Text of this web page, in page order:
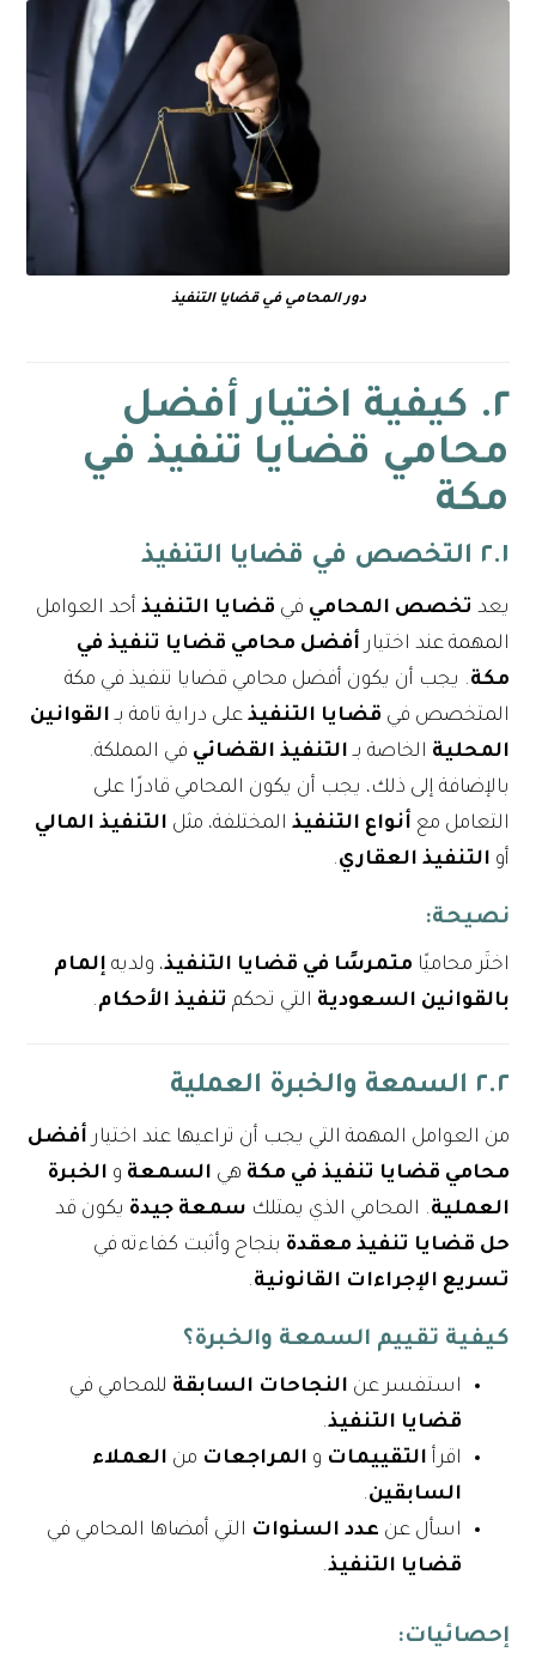
دور المحامي في قضايا التنفيذ
٢. كيفية اختيار أفضل
محامي قضايا تنفيذ في
مكة
٢.١ التخصص في قضايا التنفيذ
يعد تخصص المحامي في قضايا التنفيذ أحد العوامل
المهمة عند اختيار أفضل محامي قضايا تنفيذ في
مكة. يجب أن يكون أفضل محامي قضايا تنفيذ في مكة
المتخصص في قضايا التنفيذ على دراية تامة بـ القوانين
المحلية الخاصة بـ التنفيذ القضائي في المملكة.
بالإضافة إلى ذلك، يجب أن يكون المحامي قادرًا على
التعامل مع أنواع التنفيذ المختلفة، مثل التنفيذ المالي
أو التنفيذ العقاري.
نصيحة:
اختَر محاميًا متمرسًا في قضايا التنفيذ، ولديه إلمام
بالقوانين السعودية التي تحكم تنفيذ الأحكام.
٢.٢ السمعة والخبرة العملية
من العوامل المهمة التي يجب أن تراعيها عند اختيار أفضل
محامي قضايا تنفيذ في مكة هي السمعة و الخبرة
العملية. المحامي الذي يمتلك سمعة جيدة يكون قد
حل قضايا تنفيذ معقدة بنجاح وأثبت كفاءته في
تسريع الإجراءات القانونية.
كيفية تقييم السمعة والخبرة؟
استفسر عن النجاحات السابقة للمحامي في
قضايا التنفيذ.
اقرأ التقييمات و المراجعات من العملاء
السابقين.
اسأل عن عدد السنوات التي أمضاها المحامي في
قضايا التنفيذ.
إحصائيات: